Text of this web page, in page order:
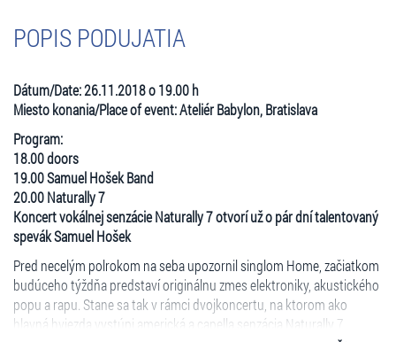
POPIS PODUJATIA
Dátum/Date:26.11.2018 o 19.00 h
Miesto konania/Place of event:Ateliér Babylon, Bratislava
Program:
18.00 doors
19.00 Samuel Hošek Band
20.00 Naturally 7
Koncert vokálnej senzácie Naturally 7 otvorí už o pár dní talentovaný
spevák Samuel Hošek
Pred necelým polrokom na seba upozornil singlom Home, začiatkom
budúceho týždňa predstaví originálnu zmes elektroniky, akustického
popu a rapu. Stane sa tak v rámci dvojkoncertu, na ktorom ako
hlavná hviezda vystúpi americká a capella senzácia Naturally 7.